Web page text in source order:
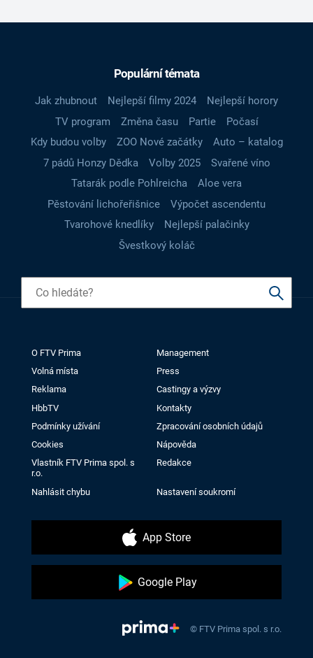
Populární témata
Jak zhubnout Nejlepší filmy 2024
Nejlepší horory
TV program
Změna času Partie
Počasí
Kdy budou volby
ZOO Nové začátky
Auto – katalog
7 pádů Honzy Dědka
Volby 2025
Svařené víno
Tatarák podle Pohlreicha
Aloe vera
Pěstování lichořeřišnice
Výpočet ascendentu
Tvarohové knedlíky
Nejlepší palačinky
Švestkový koláč
O FTV Prima
Management
Volná místa
Press
Reklama
Castingy a výzvy
HbbTV
Kontakty
Podmínky užívání
Zpracování osobních údajů
Cookies
Nápověda
Vlastník FTV Prima spol. s
r.o.
Redakce
Nahlásit chybu Nastavení soukromí
App Store
Google Play
© FTV Prima spol. s r.o.